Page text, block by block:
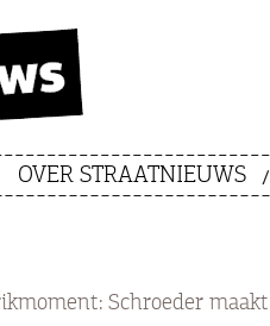
OVER STRAATNIEUWS
Schroeder